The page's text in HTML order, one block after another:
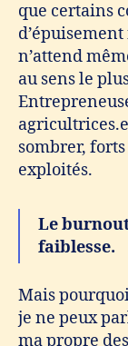
que certains
n’attend
au sens le
sombrer,
exploités.
Le
faiblesse.
Mais
je ne peux
ma propre